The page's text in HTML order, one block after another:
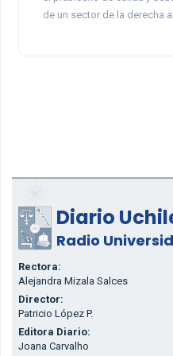
de un sector de la derecha
Diario
Radio
Rectora:
Alejandra Mizala Salces
Director:
Patricio López P.
Editora Diario:
Joana Carvalho